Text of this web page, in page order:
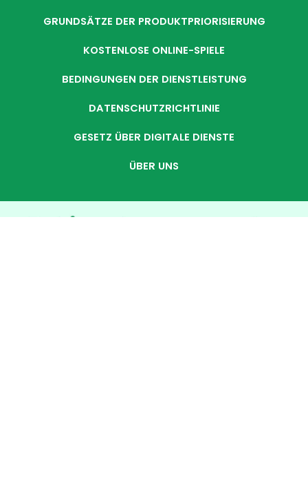
GRUNDSÄTZE DER PRODUKTPRIORISIERUNG
KOSTENLOSE ONLINE-SPIELE
BEDINGUNGEN DER DIENSTLEISTUNG
DATENSCHUTZRICHTLINIE
GESETZ ÜBER DIGITALE DIENSTE
ÜBER UNS